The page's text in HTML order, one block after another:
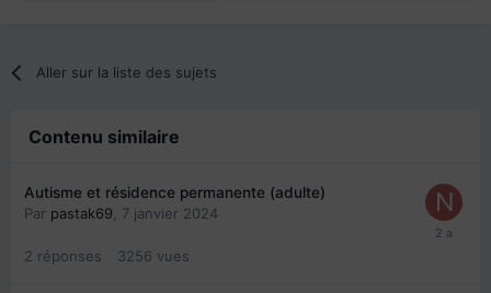
Aller sur la liste des sujets
Contenu similaire
Autisme et résidence permanente (adulte)
Par pastak69 7 janvier 2024
2 réponses 3256 vues